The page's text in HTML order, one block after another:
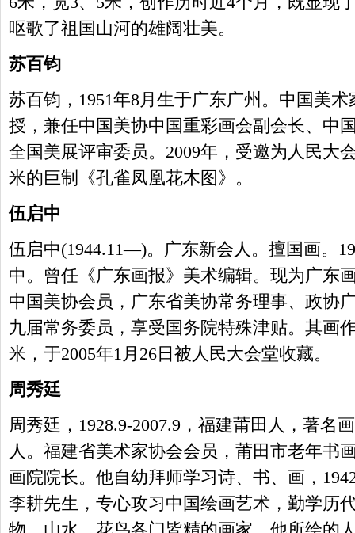
呕歌了祖国山河的雄阔壮美。
苏百钧
苏百钧，1951年8月生于广东广州。中国美
授，兼任中国美协中国重彩画会副会长、中
全国美展评审委员。2009年，受邀为人民大
米的巨制《孔雀凤凰花木图》。
伍启中
伍启中(1944.11—)。广东新会人。擅国画。
中。曾任《广东画报》美术编辑。现为广东
中国美协会员，广东省美协常务理事、政协
九届常务委员，享受国务院特殊津贴。其画
米，于2005年1月26日被人民大会堂收藏。
周秀廷
周秀廷，1928.9-2007.9，福建莆田人，著名
人。福建省美术家协会会员，莆田市老年书
画院院长。他自幼拜师学习诗、书、画，
李耕先生，专心攻习中国绘画艺术，勤学历